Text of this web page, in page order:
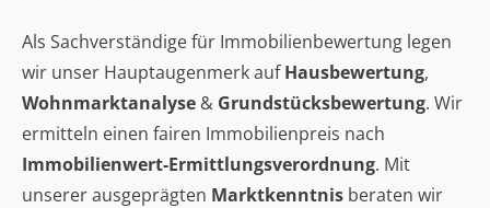
Als Sachverständige für Immobilienbewertung legen
wir unser Hauptaugenmerk aufHausbewertung,
Wohnmarktanalyse & Grundstücksbewertung. Wir
ermitteln einen fairen Immobilienpreis nach
Immobilienwert-Ermittlungsverordnung. Mit
unserer ausgeprägten Marktkenntnis beraten wir